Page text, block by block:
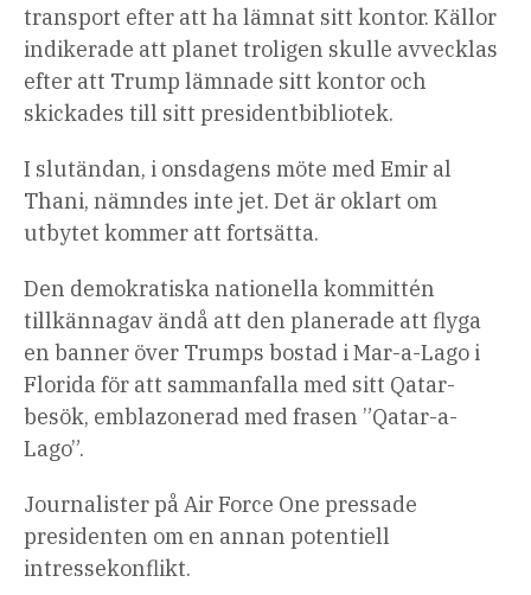
transport efter att ha lämnat sitt kontor. Källor
indikerade att planet troligen skulle avvecklas
efter att Trump lämnade sitt kontor och
skickades till sitt presidentbibliotek.
I slutändan, i onsdagens möte med Emir al
Thani, nämndes inte jet. Det är oklart om
utbytet kommer att fortsätta.
Den demokratiska nationella kommittén
tillkännagav ändå att den planerade att flyga
en banner över Trumps bostad i Mar-a-Lago i
Florida för att sammanfalla med sitt Qatar-
besök, emblazonerad med frasen ”Qatar-a-
Lago”.
Journalister på Air Force One pressade
presidenten om en annan potentiell
intressekonflikt.